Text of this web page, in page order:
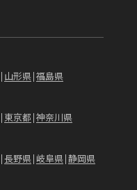
山形県 福島県
東京都 神奈川県
長野県 岐阜県 静岡県